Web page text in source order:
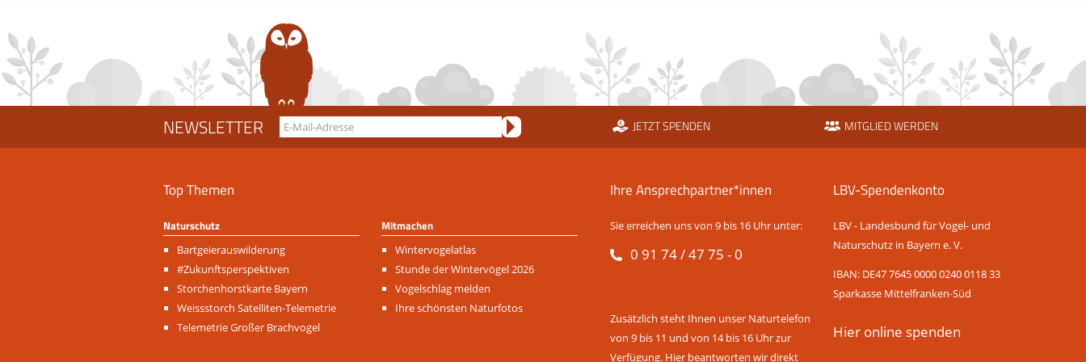
NEWSLETTER JETZT SPENDEN MITGLIED WERDEN
Top Themen
Naturschutz
Navigation
überspringen
Bartgeierauswilderung
#Zukunftsperspektiven
Storchenhorstkarte Bayern
Weissstorch Satelliten-Telemetrie
Telemetrie Großer Brachvogel
Mitmachen
Navigation
überspringen
Wintervogelatlas
Stunde der Wintervögel 2026
Vogelschlag melden
Ihre schönsten Naturfotos
Ihre Ansprechpartner*innen
Sie erreichen uns von 9 bis 16 Uhr unter:
0 91 74 / 47 75 - 0
Zusätzlich steht Ihnen unser Naturtelefon
von 9 bis 11 und von 14 bis 16 Uhr zur
Verfügung. Hier beantworten wir direkt
LBV-Spendenkonto
LBV - Landesbund für Vogel- und
Naturschutz in Bayern e. V.
IBAN: DE47 7645 0000 0240 0118 33
Sparkasse Mittelfranken-Süd
Hier online spenden